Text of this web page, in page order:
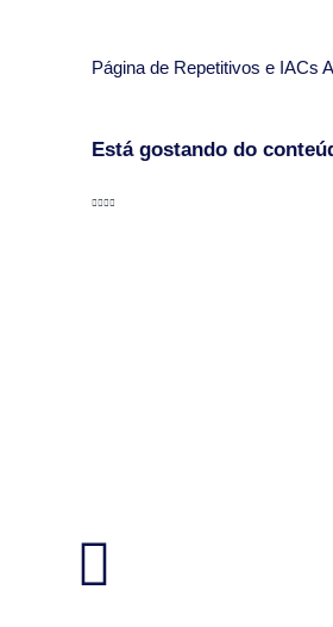
​Página de Repetitivos e IACs
Está gostando do